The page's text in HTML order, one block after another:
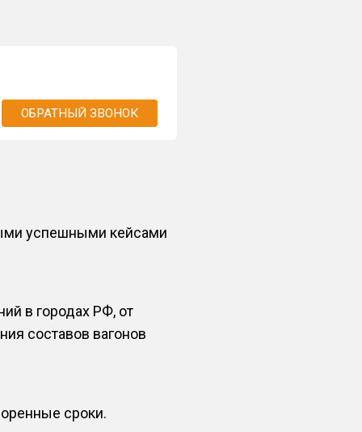
ОБРАТНЫЙ ЗВОНОК
успешными кейсами
в городах РФ, от
составов вагонов
сроки.